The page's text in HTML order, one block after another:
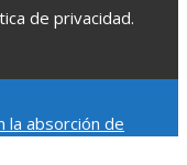
de privacidad.
la absorción de
de desastres